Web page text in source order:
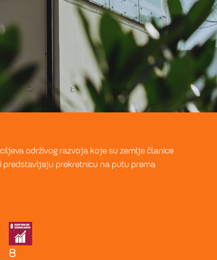
održivog razvoja koje su zemlje članice
predstavljaju prekretnicu na putu prema
8